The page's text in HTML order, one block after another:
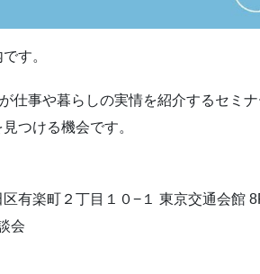
す。
仕事や暮らしの実情を紹介するセミ
つける機会です。
有楽町２丁目１０−１ 東京交通会館
会